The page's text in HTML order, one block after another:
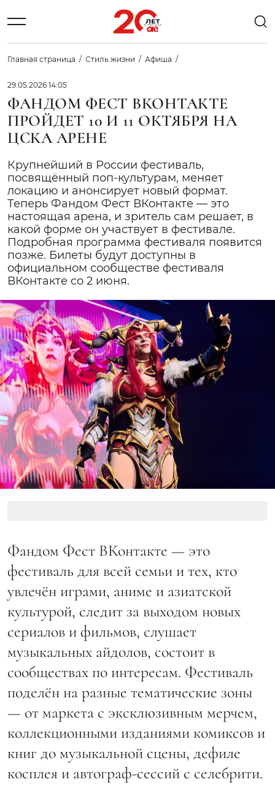
Главная страница Стиль жизни Афиша
29.05.2026 14:05
ФАНДОМ ФЕСТ ВКОНТАКТЕ
ПРОЙДЕТ 10 И 11 ОКТЯБРЯ НА
ЦСКА АРЕНЕ
Крупнейший в России фестиваль,
посвящённый поп-культурам, меняет
локацию и анонсирует новый формат.
Теперь Фандом Фест ВКонтакте — это
настоящая арена, и зритель сам решает, в
какой форме он участвует в фестивале.
Подробная программа фестиваля появится
позже. Билеты будут доступны в
официальном сообществе фестиваля
ВКонтакте со 2 июня.
Фандом Фест ВКонтакте — это
фестиваль для всей семьи и тех, кто
увлечён играми, аниме и азиатской
культурой, следит за выходом новых
сериалов и фильмов, слушает
музыкальных айдолов, состоит в
сообществах по интересам. Фестиваль
поделён на разные тематические зоны
— от маркета с эксклюзивным мерчем,
коллекционными изданиями комиксов и
книг до музыкальной сцены, дефиле
косплея и автограф-сессий с селебрити.